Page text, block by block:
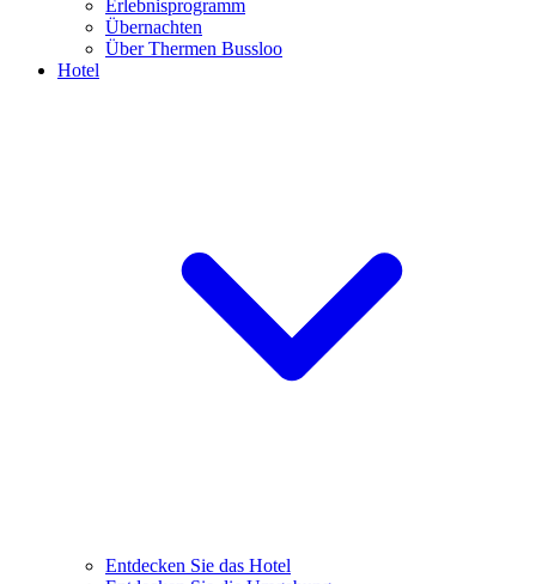
Erlebnisprogramm
Übernachten
Über Thermen Bussloo
Hotel
Entdecken Sie das Hotel